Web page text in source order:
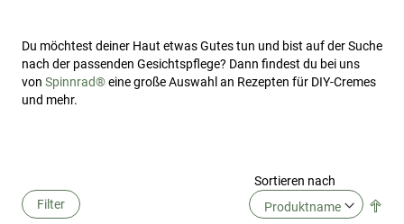
Du möchtest deiner Haut etwas Gutes tun und bist auf der Suche
nach der passenden Gesichtspflege? Dann findest du bei uns
von Spinnrad®eine große Auswahl an Rezepten für DIY-Cremes
und mehr.
Filter
Sortieren nach